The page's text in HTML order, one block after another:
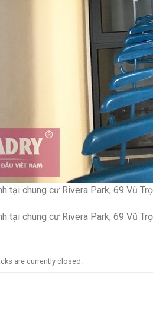
tại chung cư Rivera Park, 69 Vũ
tại chung cư Rivera Park, 69 Vũ
are currently closed.